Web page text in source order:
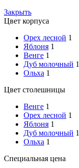
Закрыть
Цвет корпуса
Орех лесной 1
Яблоня 1
Венге 1
Дуб молочный 1
Ольха 1
Цвет столешницы
Венге 1
Орех лесной 1
Яблоня 1
Дуб молочный 1
Ольха 1
Специальная цена